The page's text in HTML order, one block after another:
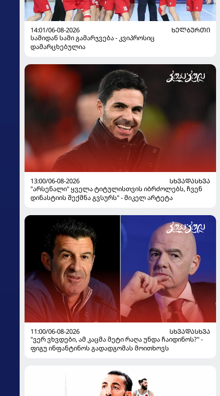
14:01/06-08-2026
ᲮᲔᲚᲑᲣᲠᲗᲘ
სამიდან სამი გამარჯვება - კვიპროსიც
დამარცხებულია
13:00/06-08-2026
ᲡᲮᲕᲐᲓᲐᲡᲮᲕᲐ
"არსენალი" ყველა ტიტულისთვის იბრძოლებს, ჩვენ
დინასტიის შექმნა გვსურს" - მიკელ არტეტა
11:00/06-08-2026
ᲡᲮᲕᲐᲓᲐᲡᲮᲕᲐ
"ვერ ვხვდები, ამ კაცმა მეტი რაღა უნდა ჩაიდინოს?" -
ფიგუ ინფანტინოს გადადგომას მოითხოვს